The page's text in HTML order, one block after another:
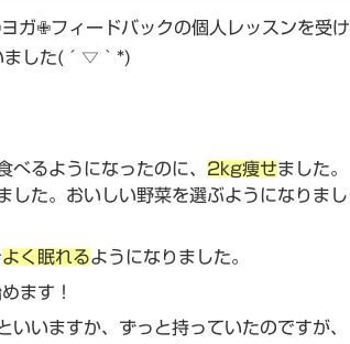
ガ✙フィードバックの個人レッスンを受け
ました(´▽｀*)
べるようになったのに、 2kg痩せました。
した。おいしい野菜を選ぶようになりまし
よく眠れるようになりました。
ます！
いいますか、ずっと持っていたのですが、